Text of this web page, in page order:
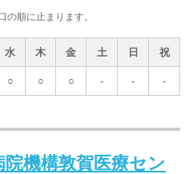
順に止まります。
水 木 金 土 日 祝
○ ○ ○ - - -
機構敦賀医療セン